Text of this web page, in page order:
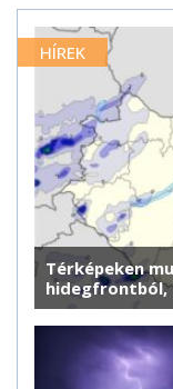
HÍREK
Térképeken
hidegfrontból,